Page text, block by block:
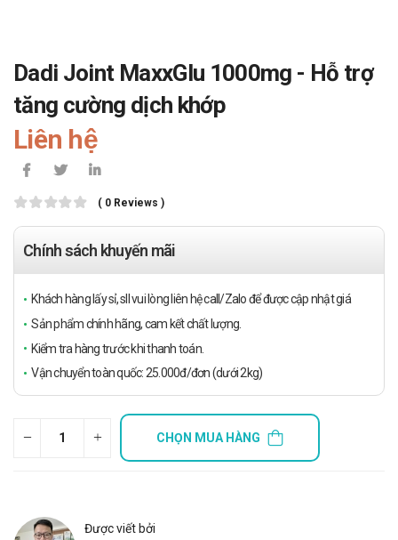
Dadi Joint MaxxGlu 1000mg - Hỗ trợ
tăng cường dịch khớp
Liên hệ
( 0 Reviews )
Chính sách khuyến mãi
Khách hàng lấy sỉ, sll vui lòng liên hệ call/Zalo để được cập nhật giá
Sản phẩm chính hãng, cam kết chất lượng.
Kiểm tra hàng trước khi thanh toán.
Vận chuyển toàn quốc: 25.000đ/đơn (dưới 2kg)
CHỌN MUA HÀNG
Được viết bởi